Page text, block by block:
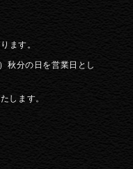
ます。
秋分の日を営業日とし
します。